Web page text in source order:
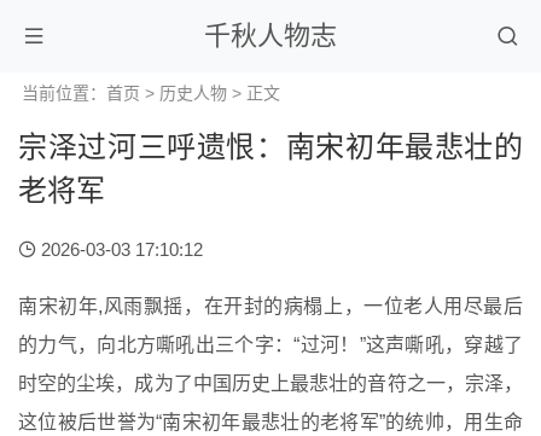
千秋人物志
当前位置： 首页 > 历史人物 > 正文
宗泽过河三呼遗恨：南宋初年最悲壮的
老将军
2026-03-03 17:10:12
南宋初年,风雨飘摇，在开封的病榻上，一位老人用尽最后
的力气，向北方嘶吼出三个字：“过河！”这声嘶吼，穿越了
时空的尘埃，成为了中国历史上最悲壮的音符之一，宗泽，
这位被后世誉为“南宋初年最悲壮的老将军”的统帅，用生命